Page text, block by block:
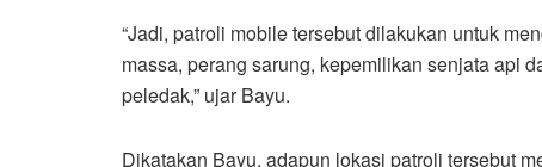
“Jadi, patroli mobile tersebut dilakukan untuk
massa, perang sarung, kepemilikan senjata api
peledak,” ujar Bayu.
Dikatakan Bayu, adapun lokasi patroli tersebut